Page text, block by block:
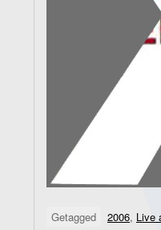
Getagged 2006, Live